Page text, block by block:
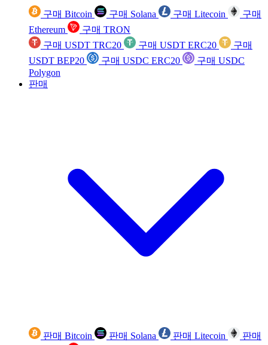
구매 Bitcoin 구매 Solana 구매 Litecoin
구매
Ethereum
구매 TRON
구매 USDT TRC20
구매 USDT ERC20
구매
USDT BEP20
구매 USDC ERC20
구매 USDC
Polygon
판매
판매 Bitcoin 판매 Solana 판매 Litecoin
판매